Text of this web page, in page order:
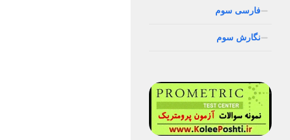
فارسی سوم
نگارش سوم